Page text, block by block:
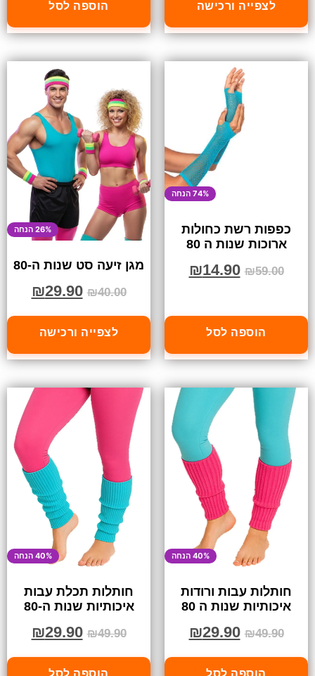
לצפייה ורכישה הוספה לסל
74% הנחה
כפפות רשת כחולות
ארוכות שנות ה 80
₪59.00
₪14.90
הוספה לסל
26% הנחה
מגן זיעה סט שנות ה-80
₪40.00
₪29.90
לצפייה ורכישה
40% הנחה
חותלות עבות ורודות
איכותיות שנות ה 80
₪49.90
₪29.90
40% הנחה
חותלות תכלת עבות
איכותיות שנות ה-80
₪49.90
₪29.90